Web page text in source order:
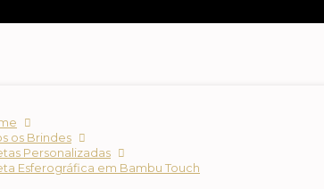
os Brindes
Personalizadas
Esferográfica em Bambu Touch